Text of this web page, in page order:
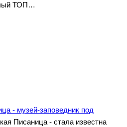
ТОП…
- музей-заповедник под
Писаница - стала известна